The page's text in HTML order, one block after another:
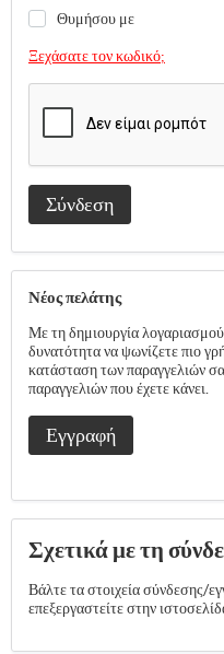
Θυμήσου με
Ξεχάσατε τον κωδικό;
Σύνδεση
Νέος πελάτης
Με τη δημιουργία
δυνατότητα να ψωνίζετε πιο
κατάσταση των παραγγελιών
παραγγελιών που έχετε κάνει.
Εγγραφή
Σχετικά με τη
Βάλτε τα στοιχεία σύνδεσης/
επεξεργαστείτε στην